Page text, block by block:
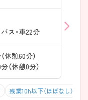
ス・車22分
休憩60分）
（休憩0分）
残業10h以下（ほぼなし）